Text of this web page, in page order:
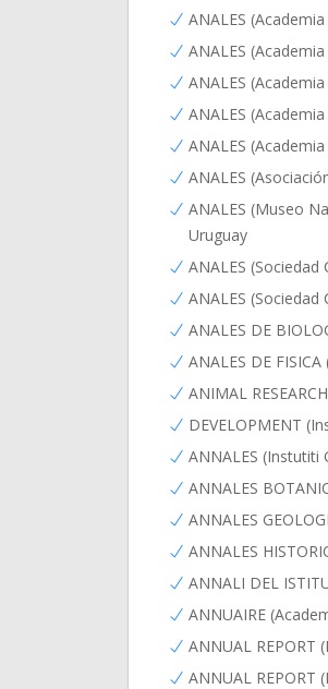
ANALES
ANALES
ANALES
ANALES
ANALES
ANALES
ANALES (Museo
Uruguay
ANALES
ANALES
ANALES DE
ANALES DE
ANIMAL RESEARCH
DEVELOPMENT
ANNALES (Instutiti
ANNALES
ANNALES
ANNALES
ANNALI DEL
ANNUAIRE
ANNUAL REPORT
ANNUAL